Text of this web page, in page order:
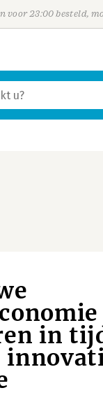
voor 23:00 besteld,
in